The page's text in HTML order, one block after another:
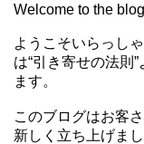
Welcome to the
ようこそいらっし
は“引き寄せの法則
ます。
このブログはお客
新しく立ち上げまし